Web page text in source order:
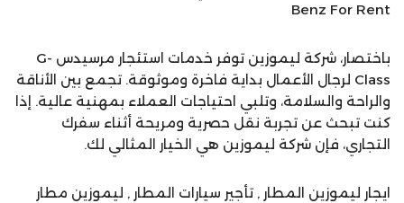
Benz For Rent
باختصار، شركة ليموزين توفر خدمات استئجار مرسيدس G-
Class لرجال الأعمال بداية فاخرة وموثوقة. تجمع بين الأناقة
والراحة والسلامة، وتلبي احتياجات العملاء بمهنية عالية. إذا
كنت تبحث عن تجربة نقل حصرية ومريحة أثناء سفرك
التجاري، فإن شركة ليموزين هي الخيار المثالي لك.
ايجار ليموزين المطار , تأجير سيارات المطار , ليموزين مطار